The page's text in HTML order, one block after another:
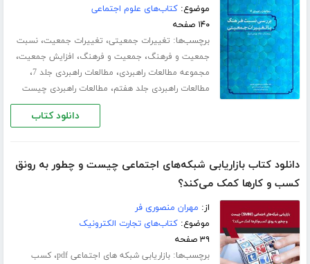
موضوع:کتاب‌های علوم اجتماعی
۱۴۰ صفحه
برچسب‌ها: تغییرات جمعیتی، تغییرات جمعیت،نسبت
جمعیت و فرهنگ، جمعیت و فرهنگ، افزایش جمعیت،
مجموعه مطالعات راهبردی، مطالعات راهبردی جلد 7 ،
مطالعات راهبردی جلد هفتم، مطالعات راهبردی چیست
دانلود کتاب
دانلود کتاب بازاریابی شبکه‌های اجتماعی چیست و چطور به رونق
کسب و‌ کارها کمک می‌کند؟
از: مهران منصوری فر
موضوع:کتاب‌های تجارت الکترونیک
۳۹ صفحه
برچسب‌ها:بازاریابی شبکه های اجتماعی pdf ،کسب